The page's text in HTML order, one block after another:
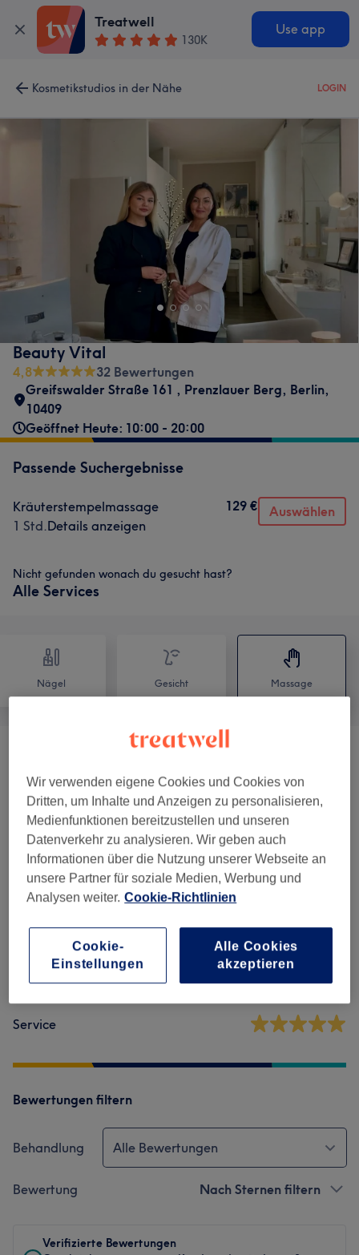
Treatwell
130K
Use app
Kosmetikstudios in der Nähe LOGIN
Beauty Vital
4,8
32 Bewertungen
Greifswalder Straße 161 , Prenzlauer Berg, Berlin,
10409
Geöffnet Heute: 10:00 - 20:00
Passende Suchergebnisse
Kräuterstempelmassage
1 Std.Details anzeigen
129 € Auswählen
Nicht gefunden wonach du gesucht hast?
Alle Services
Nägel Gesicht Massage
Salonbewertungen
4,8
Sauberkeit
Service
Bewertungen filtern
Behandlung Alle Bewertungen
Bewertung Nach Sternen filtern
Verifizierte Bewertungen
Wir verwenden eigene Cookies und Cookies von
Dritten, um Inhalte und Anzeigen zu personalisieren,
Medienfunktionen bereitzustellen und unseren
Datenverkehr zu analysieren. Wir geben auch
Informationen über die Nutzung unserer Webseite an
unsere Partner für soziale Medien, Werbung und
Analysen weiter. Cookie-Richtlinien
Cookie-
Einstellungen
Alle Cookies
akzeptieren